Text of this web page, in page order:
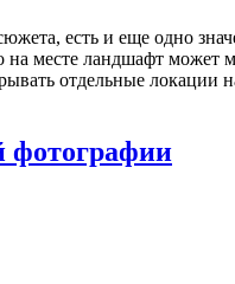
есть и еще одно
на месте ландшафт
отдельные локации
фотографии